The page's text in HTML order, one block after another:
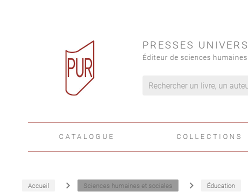
PRESSES
Éditeur de sciences
CATALOGUE COLLECTIONS
Accueil navigate_next Sciences humaines et sociales navigate_next Éducation